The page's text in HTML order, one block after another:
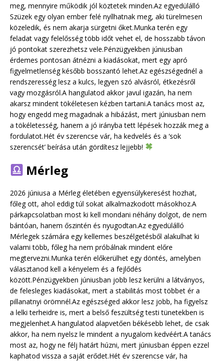
meg, mennyire működik jól köztetek minden.Az egyedülálló
Szüzek egy olyan ember felé nyílhatnak meg, aki türelmesen
közeledik, és nem akarja sürgetni őket.Munka terén egy
feladat vagy felelősség több időt vehet el, de hosszabb távon
jó pontokat szerezhetsz vele.Pénzügyekben júniusban
érdemes pontosan átnézni a kiadásokat, mert egy apró
figyelmetlenség később bosszantó lehet.Az egészségednél a
rendszeresség lesz a kulcs, legyen szó alvásról, étkezésről
vagy mozgásról.A hangulatod akkor javul igazán, ha nem
akarsz mindent tökéletesen kézben tartani.A tanács most az,
hogy engedd meg magadnak a hibázást, mert júniusban nem
a tökéletesség, hanem a jó irányba tett lépések hozzák meg a
fordulatot.Hét év szerencse vár, ha kedvelés és a ‘sok
szerencsét’ beírása után gördítesz lejjebb!
Mérleg
2026 júniusa a Mérleg életében egyensúlykeresést hozhat,
főleg ott, ahol eddig túl sokat alkalmazkodott másokhoz.A
párkapcsolatban most ki kell mondani néhány dolgot, de nem
bántóan, hanem őszintén és nyugodtan.Az egyedülálló
Mérlegek számára egy kellemes beszélgetésből alakulhat ki
valami több, főleg ha nem próbálnak mindent előre
megtervezni.Munka terén előkerülhet egy döntés, amelyben
választanod kell a kényelem és a fejlődés
között.Pénzügyekben júniusban jobb lesz kerülni a látványos,
de felesleges kiadásokat, mert a stabilitás most többet ér a
pillanatnyi örömnél.Az egészséged akkor lesz jobb, ha figyelsz
a lelki terheidre is, mert a belső feszültség testi tünetekben is
megjelenhet.A hangulatod alapvetően békésebb lehet, de csak
akkor, ha nem nyelsz le mindent a nyugalom kedvéért.A tanács
most az, hogy ne félj határt húzni, mert júniusban éppen ezzel
kaphatod vissza a saját erődet.Hét év szerencse vár, ha